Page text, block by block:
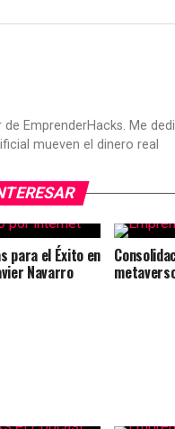
EmprenderHacks. Me
mueven el dinero real
para el Éxito en
Navarro